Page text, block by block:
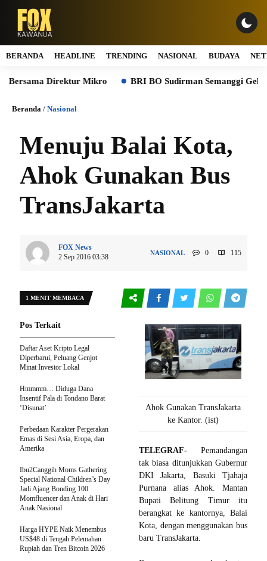
BERANDA HEADLINE TRENDING NASIONAL BUDAYA
Direktur Mikro BRI BO Sudirman Semanggi Gelar
Beranda / Nasional
Menuju Balai Kota,
Ahok Gunakan Bus
TransJakarta
FOX News
2 Sep 2016 03:38
NASIONAL 0 115
1 MENIT MEMBACA
Ahok Gunakan TransJakarta
ke Kantor. (ist)
TELEGRAF- Pemandangan
tak biasa ditunjukkan Gubernur
DKI Jakarta, Basuki Tjahaja
Purnana alias Ahok. Mantan
Bupati Belitung Timur itu
berangkat ke kantornya, Balai
Kota, dengan menggunakan bus
baru TransJakarta.
Pos Terkait
Daftar Aset Kripto Legal
Diperbarui, Peluang Genjot
Minat Investor Lokal
Hmmmm… Diduga Dana
Insentif Pala di Tondano Barat
‘Disunat’
Perbedaan Karakter Pergerakan
Emas di Sesi Asia, Eropa, dan
Amerika
Ibu2Canggih Moms Gathering
Special National Children’s Day
Jadi Ajang Bonding 100
Momfluencer dan Anak di Hari
Anak Nasional
Harga HYPE Naik Menembus
US$48 di Tengah Pelemahan
Rupiah dan Tren Bitcoin 2026